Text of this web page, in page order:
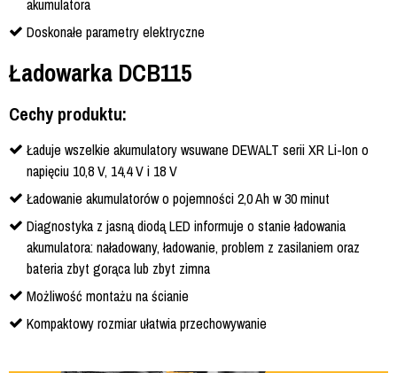
akumulatora
Doskonałe parametry elektryczne
Ładowarka DCB115
Cechy produktu:
Ładuje wszelkie akumulatory wsuwane DEWALT serii XR Li-Ion o
napięciu 10,8 V, 14,4 V i 18 V
Ładowanie akumulatorów o pojemności 2,0 Ah w 30 minut
Diagnostyka z jasną diodą LED informuje o stanie ładowania
akumulatora: naładowany, ładowanie, problem z zasilaniem oraz
bateria zbyt gorąca lub zbyt zimna
Możliwość montażu na ścianie
Kompaktowy rozmiar ułatwia przechowywanie